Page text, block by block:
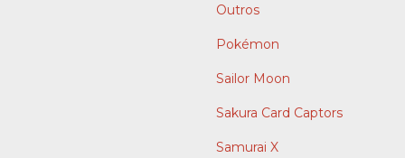
Outros
Pokémon
Sailor Moon
Sakura Card Captors
Samurai X